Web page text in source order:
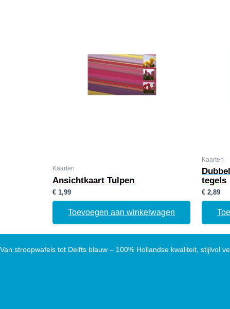
Kaarten
Ansichtkaart Tulpen
€ 1,99
Toevoegen aan winkelwagen
Kaarten
tegels
€ 2,89
Van stroopwafels tot Delfts blauw – 100% Hollandse kwaliteit, stijlvol